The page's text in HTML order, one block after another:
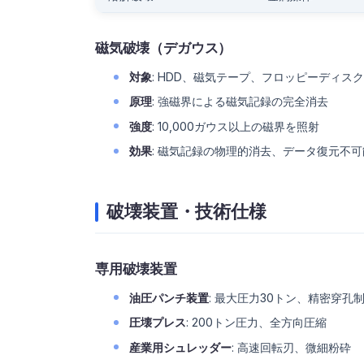
磁気破壊（デガウス）
対象: HDD、磁気テープ、フロッピーディスク
原理: 強磁界による磁気記録の完全消去
強度: 10,000ガウス以上の磁界を照射
効果: 磁気記録の物理的消去、データ復元不
破壊装置・技術仕様
専用破壊装置
油圧パンチ装置: 最大圧力30トン、精密穿孔
圧壊プレス: 200トン圧力、全方向圧縮
産業用シュレッダー: 高速回転刃、微細粉砕